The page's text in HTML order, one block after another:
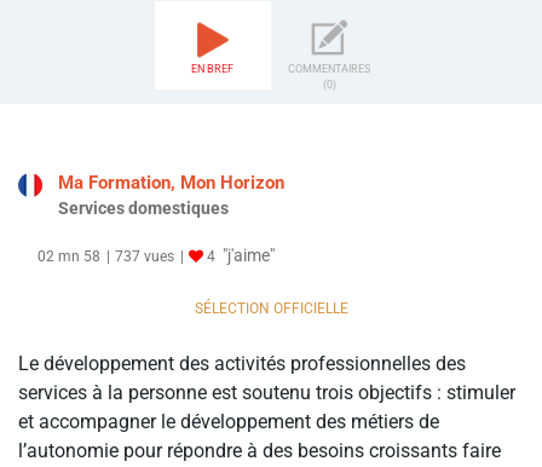
EN BREF
COMMENTAIRES
(0)
Ma Formation, Mon Horizon
Services domestiques
02 mn 58 737 vues 4 "j'aime"
SÉLECTION OFFICIELLE
Le développement des activités professionnelles des
services à la personne est soutenu trois objectifs : stimuler
et accompagner le développement des métiers de
l’autonomie pour répondre à des besoins croissants faire